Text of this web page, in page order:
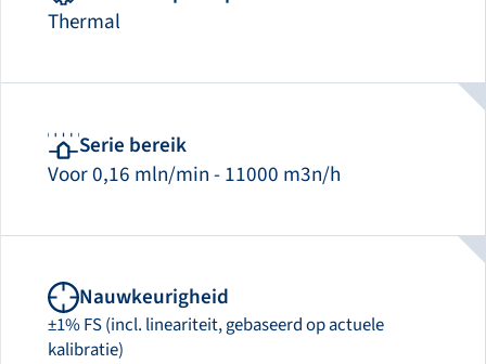
Thermal
Serie bereik
Voor 0,16 mln/min - 11000 m3n/h
Nauwkeurigheid
±1% FS (incl. lineariteit, gebaseerd op actuele
kalibratie)